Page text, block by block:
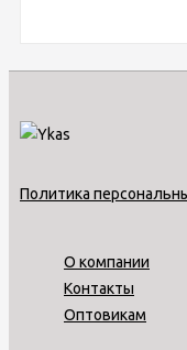
Политика
О компании
Контакты
Оптовикам